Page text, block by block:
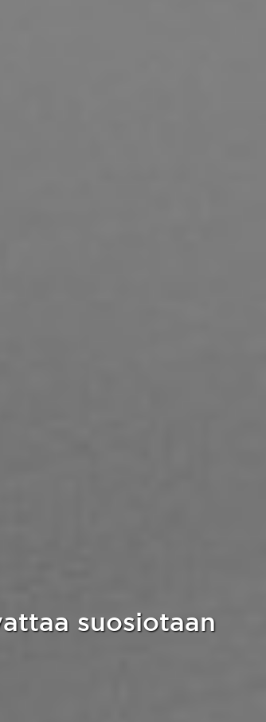
suosiotaan